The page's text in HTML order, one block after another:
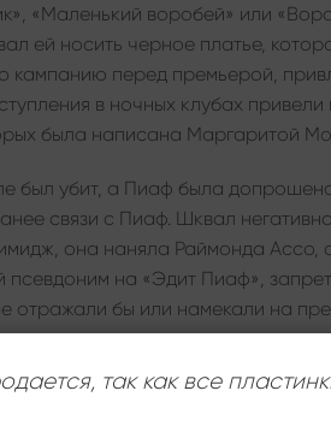
«Маленький воробей» или
ей носить черное платье,
кампанию перед премьерой,
в ночных клубах
была написана Маргаритой
был убит, а Пиаф была
связи с Пиаф. Шквал
она наняла Раймонда
псевдоним на «Эдит Пиаф»,
отражали бы или намекали на
одну из главных ролей в
людьми, в том числе с
с композиторами над
так как все